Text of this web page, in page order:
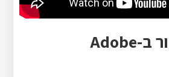
2. טיפים לציור ב-Adobe